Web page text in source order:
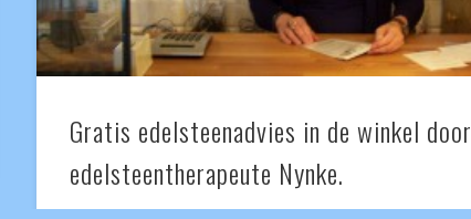
Gratis edelsteenadvies in de winkel door
edelsteentherapeute Nynke.